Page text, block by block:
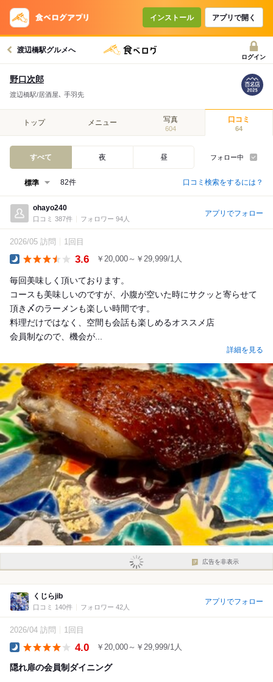
インストール アプリで開く
渡辺橋駅グルメへ
ログイン
野口次郎
渡辺橋駅/居酒屋､ 手羽先
トップ メニュー 写真
604
口コミ
64
すべて 夜 昼 フォロー中
82件 口コミ検索をするには？
ohayo240
口コミ 387件 フォロワー 94人
アプリでフォロー
2026/05 訪問 1回目
3.6 ￥20,000～￥29,999/1人
毎回美味しく頂いております。
コースも美味しいのですが、小腹が空いた時にサクッと寄らせて
頂き〆のラーメンも楽しい時間です。
料理だけではなく、空間も会話も楽しめるオススメ店
会員制なので、機会が...
詳細を見る
広告を非表示
くじらjib
口コミ 140件 フォロワー 42人
アプリでフォロー
2026/04 訪問 1回目
4.0 ￥20,000～￥29,999/1人
隠れ扉の会員制ダイニング